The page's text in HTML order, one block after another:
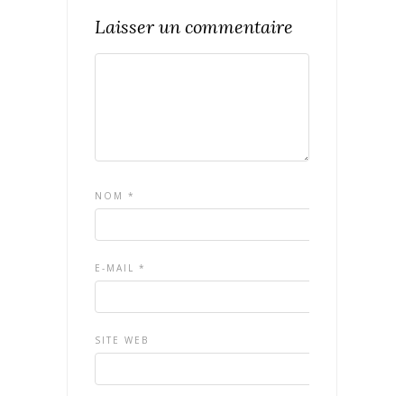
Laisser un commentaire
NOM *
E-MAIL *
SITE WEB